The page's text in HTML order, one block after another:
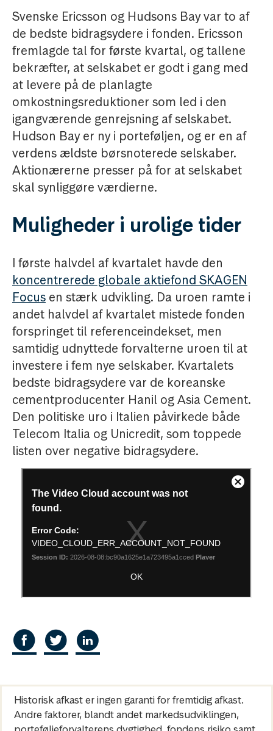
Svenske Ericsson og Hudsons Bay var to af
de bedste bidragsydere i fonden. Ericsson
fremlagde tal for første kvartal, og tallene
bekræfter, at selskabet er godt i gang med
at levere på de planlagte
omkostningsreduktioner som led i den
igangværende genrejsning af selskabet.
Hudson Bay er ny i porteføljen, og er en af
verdens ældste børsnoterede selskaber.
Aktionærerne presser på for at selskabet
skal synliggøre værdierne.
Muligheder i urolige tider
I første halvdel af kvartalet havde den
koncentrerede globale aktiefond SKAGEN
Focus en stærk udvikling. Da uroen ramte i
andet halvdel af kvartalet mistede fonden
forspringet til referenceindekset, men
samtidig udnyttede forvalterne uroen til at
investere i fem nye selskaber. Kvartalets
bedste bidragsydere var de koreanske
cementproducenter Hanil og Asia Cement.
Den politiske uro i Italien påvirkede både
Telecom Italia og Unicredit, som toppede
listen over negative bidragsydere.
Historisk afkast er ingen garanti for fremtidig afkast.
Andre faktorer, blandt andet markedsudviklingen,